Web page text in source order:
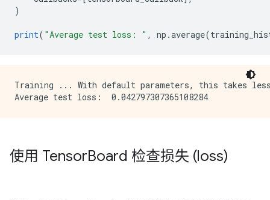
)
print( "Average test loss: " , np .average(
Training ... With default parameters, this takes less
使用 TensorBoard 检查损失 (loss)